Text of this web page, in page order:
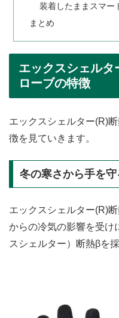
装着したままスマー
まとめ
エックスシェル
ローブの特徴
エックスシェルター(R)
徴を見ていきます。
冬の寒さから手を
エックスシェルター(R)
からの冷気の影響を受け
スシェルター）断熱βを